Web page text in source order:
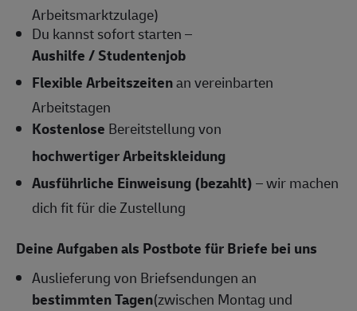
Arbeitsmarktzulage)
Du kannst sofort starten –
Aushilfe / Studentenjob
Flexible Arbeitszeitenan vereinbarten
Arbeitstagen
Kostenlose Bereitstellung von
hochwertiger Arbeitskleidung
Ausführliche Einweisung (bezahlt)– wir machen
dich fit für die Zustellung
Deine Aufgaben als Postbote für Briefe bei uns
Auslieferung von Briefsendungen an
bestimmten Tagen(zwischen Montag und